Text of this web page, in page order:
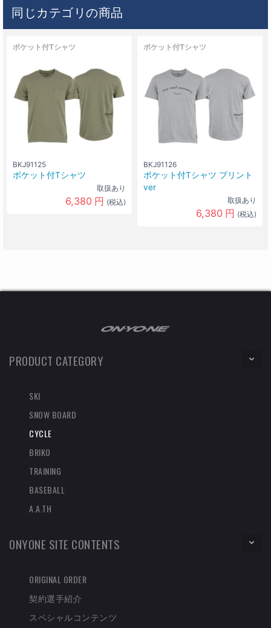
O
杢グレー(003)
L
0円
カラー
杢グレー(003)
サイズ
サイズ
0円
同じカテゴリの商品
ポケット付Tシャツ
BKJ91125
ポケット付Tシャツ
取扱あり
6,380 円 (税込)
ポケット付Tシャツ
BKJ91126
ポケット付Tシャツ プリント
ver
取扱あり
6,380 円 (税込)
PRODUCT CATEGORY
SKI
SNOW BOARD
CYCLE
BRIKO
TRAINING
BASEBALL
A.A.TH
ONYONE SITE CONTENTS
ORIGINAL ORDER
契約選手紹介
スペシャルコンテンツ